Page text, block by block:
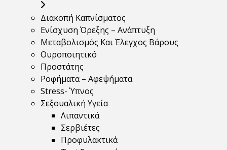
Διακοπή Καπνίσματος
Ενίσχυση Όρεξης – Ανάπτυξη
Μεταβολισμός Και Έλεγχος Βάρους
Ουροποιητικό
Προστάτης
Ροφήματα – Αφεψήματα
Stress- Ύπνος
Σεξουαλική Υγεία
Λιπαντικά
Σερβιέτες
Προφυλακτικά